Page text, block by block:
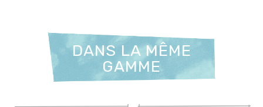
DANS LA MÊME
GAMME